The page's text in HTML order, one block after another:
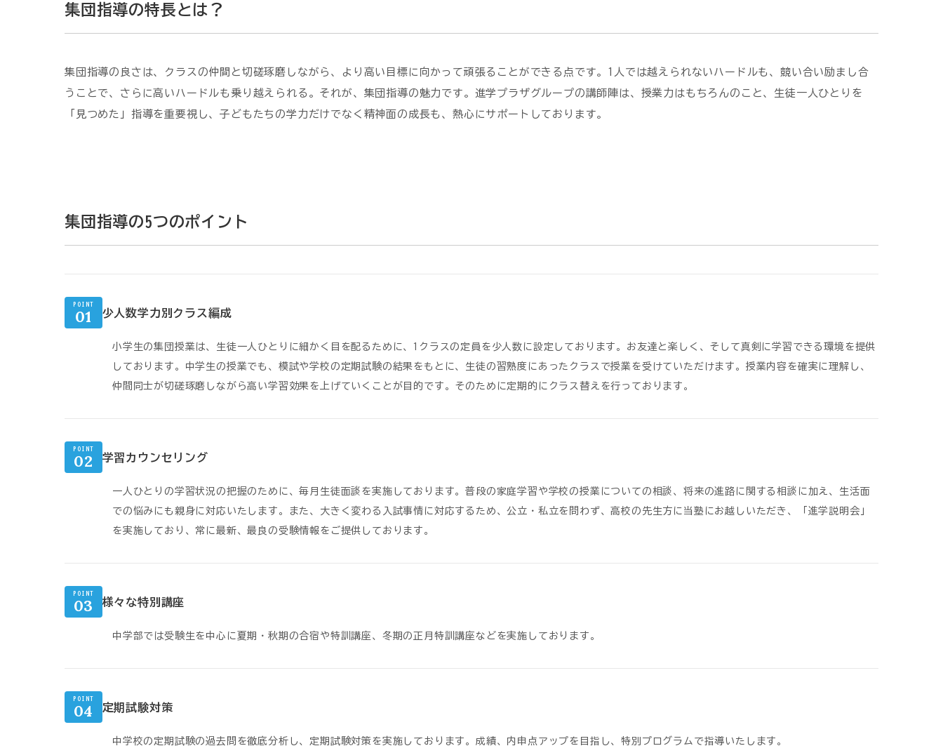
集団指導の特長とは？
集団指導の良さは、クラスの仲間と切磋琢磨しながら、より高い目標に向かって頑張ることができる点です。1人では越えられないハードルも、競い合い励まし合
うことで、さらに高いハードルも乗り越えられる。それが、集団指導の魅力です。進学プラザグループの講師陣は、授業力はもちろんのこと、生徒一人ひとりを
「見つめた」指導を重要視し、子どもたちの学力だけでなく精神面の成長も、熱心にサポートしております。
集団指導の5つのポイント
POINT
01 少人数学力別クラス編成
小学生の集団授業は、生徒一人ひとりに細かく目を配るために、1クラスの定員を少人数に設定しております。お友達と楽しく、そして真剣に学習できる環境を提供
しております。中学生の授業でも、模試や学校の定期試験の結果をもとに、生徒の習熟度にあったクラスで授業を受けていただけます。授業内容を確実に理解し、
仲間同士が切磋琢磨しながら高い学習効果を上げていくことが目的です。そのために定期的にクラス替えを行っております。
POINT
02 学習カウンセリング
一人ひとりの学習状況の把握のために、毎月生徒面談を実施しております。普段の家庭学習や学校の授業についての相談、将来の進路に関する相談に加え、生活面
での悩みにも親身に対応いたします。また、大きく変わる入試事情に対応するため、公立・私立を問わず、高校の先生方に当塾にお越しいただき、「進学説明会」
を実施しており、常に最新、最良の受験情報をご提供しております。
POINT
03 様々な特別講座
中学部では受験生を中心に夏期・秋期の合宿や特訓講座、冬期の正月特訓講座などを実施しております。
POINT
04 定期試験対策
中学校の定期試験の過去問を徹底分析し、定期試験対策を実施しております。成績、内申点アップを目指し、特別プログラムで指導いたします。